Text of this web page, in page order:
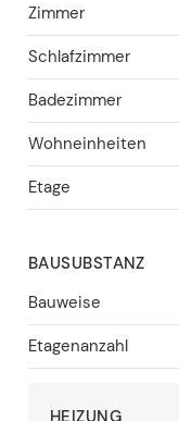
Zimmer
Schlafzimmer
Badezimmer
Wohneinheiten
Etage
BAUSUBSTANZ
Bauweise
Etagenanzahl
HEIZUNG